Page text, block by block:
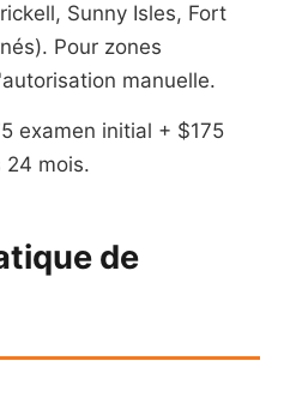
Sunny Isles, Fort
Pour zones
manuelle.
examen initial + $175
24 mois.
de